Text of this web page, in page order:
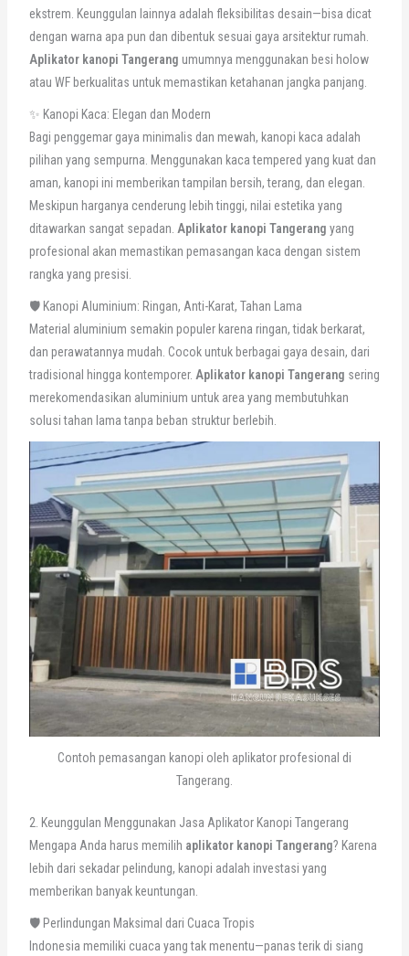
ekstrem. Keunggulan lainnya adalah fleksibilitas desain—bisa dicat
dengan warna apa pun dan dibentuk sesuai gaya arsitektur rumah.
Aplikator kanopi Tangerang umumnya menggunakan besi holow
atau WF berkualitas untuk memastikan ketahanan jangka panjang.
✨ Kanopi Kaca: Elegan dan Modern
Bagi penggemar gaya minimalis dan mewah, kanopi kaca adalah
pilihan yang sempurna. Menggunakan kaca tempered yang kuat dan
aman, kanopi ini memberikan tampilan bersih, terang, dan elegan.
Meskipun harganya cenderung lebih tinggi, nilai estetika yang
ditawarkan sangat sepadan. Aplikator kanopi Tangerang yang
profesional akan memastikan pemasangan kaca dengan sistem
rangka yang presisi.
🛡️ Kanopi Aluminium: Ringan, Anti-Karat, Tahan Lama
Material aluminium semakin populer karena ringan, tidak berkarat,
dan perawatannya mudah. Cocok untuk berbagai gaya desain, dari
tradisional hingga kontemporer. Aplikator kanopi Tangerang sering
merekomendasikan aluminium untuk area yang membutuhkan
solusi tahan lama tanpa beban struktur berlebih.
Contoh pemasangan kanopi oleh aplikator profesional di
Tangerang.
2. Keunggulan Menggunakan Jasa Aplikator Kanopi Tangerang
Mengapa Anda harus memilih aplikator kanopi Tangerang? Karena
lebih dari sekadar pelindung, kanopi adalah investasi yang
memberikan banyak keuntungan.
🛡️ Perlindungan Maksimal dari Cuaca Tropis
Indonesia memiliki cuaca yang tak menentu—panas terik di siang